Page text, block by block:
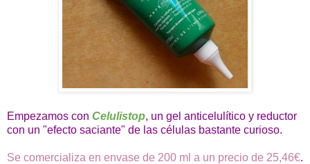
Empezamos con Celulistop, un gel anticelulítico y reductor
con un "efecto saciante" de las células bastante curioso.
Se comercializa en envase de 200 ml a un precio de 25,46€.